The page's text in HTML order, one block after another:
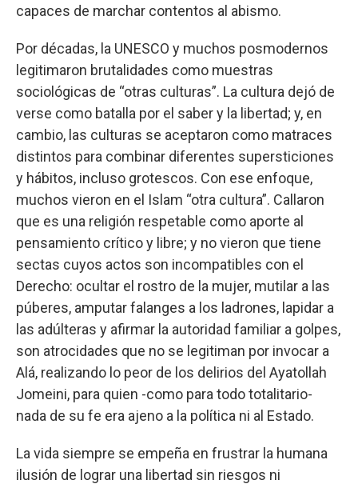
capaces de marchar contentos al abismo.
Por décadas, la UNESCO y muchos posmodernos
legitimaron brutalidades como muestras
sociológicas de “otras culturas”. La cultura dejó de
verse como batalla por el saber y la libertad; y, en
cambio, las culturas se aceptaron como matraces
distintos para combinar diferentes supersticiones
y hábitos, incluso grotescos. Con ese enfoque,
muchos vieron en el Islam “otra cultura”. Callaron
que es una religión respetable como aporte al
pensamiento crítico y libre; y no vieron que tiene
sectas cuyos actos son incompatibles con el
Derecho: ocultar el rostro de la mujer, mutilar a las
púberes, amputar falanges a los ladrones, lapidar a
las adúlteras y afirmar la autoridad familiar a golpes,
son atrocidades que no se legitiman por invocar a
Alá, realizando lo peor de los delirios del Ayatollah
Jomeini, para quien -como para todo totalitario-
nada de su fe era ajeno a la política ni al Estado.
La vida siempre se empeña en frustrar la humana
ilusión de lograr una libertad sin riesgos ni